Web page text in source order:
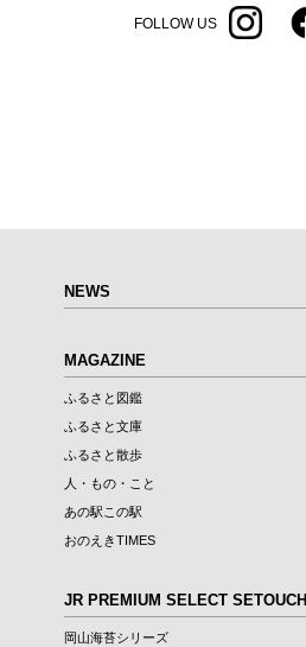
FOLLOW US
NEWS
MAGAZINE
ふるさと図鑑
ふるさと文庫
ふるさと散歩
人・もの・こと
あの駅この駅
おのえきTIMES
JR PREMIUM SELECT SETOUCHI
岡山海苔シリーズ